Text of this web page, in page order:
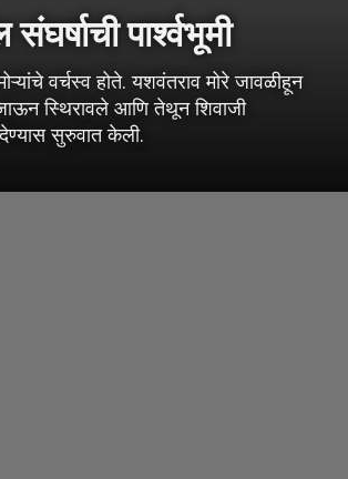
पार्श्वभूमी
वर्चस्व होते. यशवंतराव मोरे जावळीहून
स्थिरावले आणि तेथून शिवाजी
देण्यास सुरुवात केली.